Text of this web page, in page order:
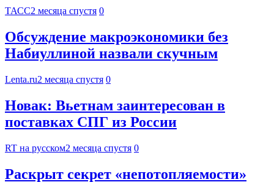
ТАСС2 месяца спустя 0
Обсуждение макроэкономики без
Набиуллиной назвали скучным
Lenta.ru2 месяца спустя 0
Новак: Вьетнам заинтересован в
поставках СПГ из России
RT на русском2 месяца спустя 0
Раскрыт секрет «непотопляемости»